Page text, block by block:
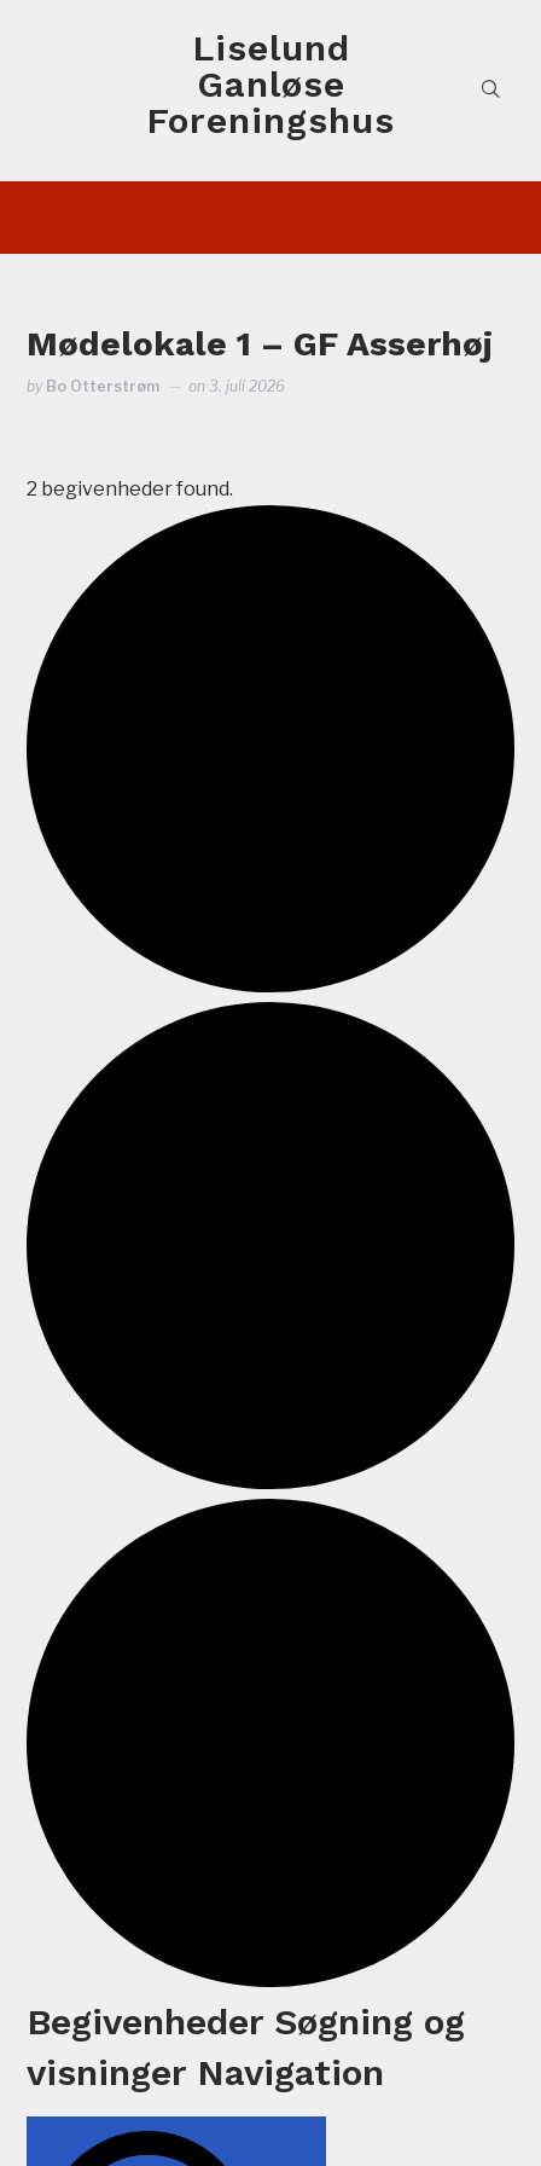
Liselund
Ganløse
Foreningshus
Mødelokale 1 – GF Asserhøj
by Bo Otterstrøm on3. juli 2026
2 begivenheder found.
Begivenheder
Begivenheder Søgning og
visninger Navigation